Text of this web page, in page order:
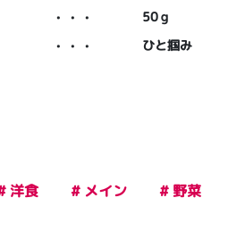
・・・
50ｇ
・・・ ひと掴み
洋食 # メイン # 野菜